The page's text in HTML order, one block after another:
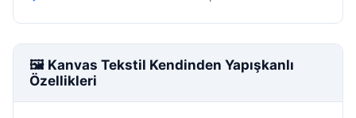
🖼️ Kanvas Tekstil Kendinden Yapışkanlı
Özellikleri